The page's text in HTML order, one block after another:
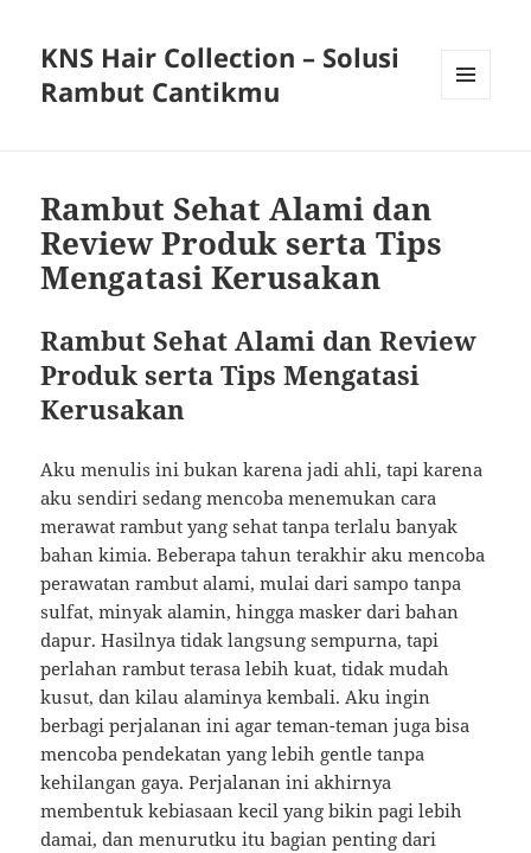
KNS Hair Collection – Solusi
Rambut Cantikmu
Rambut Sehat Alami dan
Review Produk serta Tips
Mengatasi Kerusakan
Rambut Sehat Alami dan Review
Produk serta Tips Mengatasi
Kerusakan
Aku menulis ini bukan karena jadi ahli, tapi karena
aku sendiri sedang mencoba menemukan cara
merawat rambut yang sehat tanpa terlalu banyak
bahan kimia. Beberapa tahun terakhir aku mencoba
perawatan rambut alami, mulai dari sampo tanpa
sulfat, minyak alamin, hingga masker dari bahan
dapur. Hasilnya tidak langsung sempurna, tapi
perlahan rambut terasa lebih kuat, tidak mudah
kusut, dan kilau alaminya kembali. Aku ingin
berbagi perjalanan ini agar teman-teman juga bisa
mencoba pendekatan yang lebih gentle tanpa
kehilangan gaya. Perjalanan ini akhirnya
membentuk kebiasaan kecil yang bikin pagi lebih
damai, dan menurutku itu bagian penting dari